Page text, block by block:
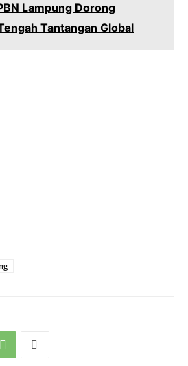
Lampung Dorong
Tantangan Global